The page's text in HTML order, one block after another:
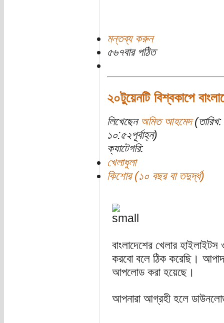
মন্তব্য করুন
৫৬৭বার পঠিত
২০টুয়েনটি বিশ্বকাপে
লিখেছেন অমিত আহমেদ
১০:৫২পূর্বাহ্ন)
ক্যাটেগরি:
খেলাধুলা
কিশোর (১০ বছর বা তদুর্দ্ধ)
বাংলাদেশের খেলার
করবো বলে ঠিক করেছি।
আপলোড করা হয়েছে।
আপনারা আগ্রহী হলে